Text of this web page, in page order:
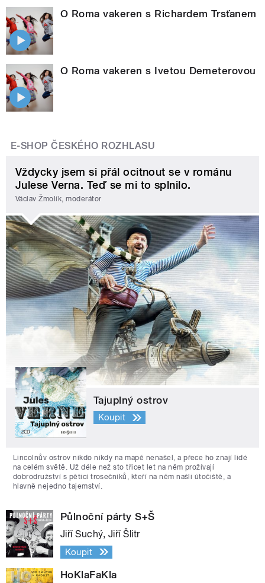
O Roma vakeren s Richardem Trsťanem
O Roma vakeren s Ivetou Demeterovou
E-SHOP ČESKÉHO ROZHLASU
Vždycky jsem si přál ocitnout se v románu
Julese Verna. Teď se mi to splnilo.
Václav Žmolík, moderátor
Tajuplný ostrov
Koupit
Lincolnův ostrov nikdo nikdy na mapě nenašel, a přece ho znají lidé
na celém světě. Už déle než sto třicet let na něm prožívají
dobrodružství s pěticí trosečníků, kteří na něm našli útočiště, a
hlavně nejedno tajemství.
Půlnoční párty S+Š
Jiří Suchý, Jiří Šlitr
Koupit
HoKlaFaKla